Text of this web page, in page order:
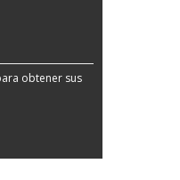
obtener sus